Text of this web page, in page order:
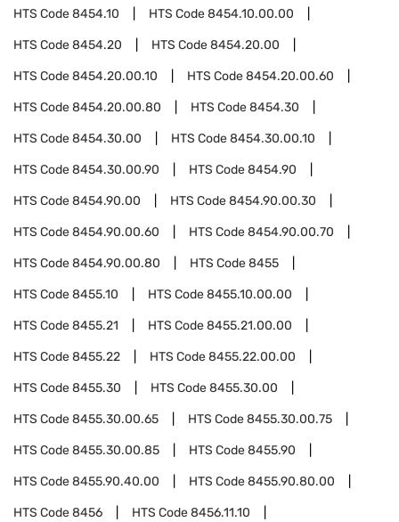
HTS Code8454.10 HTS Code8454.10.00.00
HTS Code8454.20 HTS Code8454.20.00
HTS Code8454.20.00.10 HTS Code8454.20.00.60
HTS Code8454.20.00.80 HTS Code8454.30
HTS Code8454.30.00 HTS Code8454.30.00.10
HTS Code8454.30.00.90 HTS Code8454.90
HTS Code8454.90.00 HTS Code8454.90.00.30
HTS Code8454.90.00.60 HTS Code8454.90.00.70
HTS Code8454.90.00.80 HTS Code8455
HTS Code8455.10 HTS Code8455.10.00.00
HTS Code8455.21 HTS Code8455.21.00.00
HTS Code8455.22 HTS Code8455.22.00.00
HTS Code8455.30 HTS Code8455.30.00
HTS Code8455.30.00.65 HTS Code8455.30.00.75
HTS Code8455.30.00.85 HTS Code8455.90
HTS Code8455.90.40.00 HTS Code8455.90.80.00
HTS Code8456 HTS Code8456.11.10